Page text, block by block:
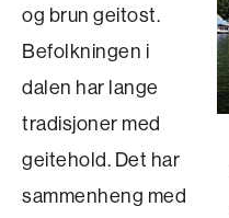
og brun geitost.
Befolkningen i
dalen har lange
tradisjoner med
geitehold. Det har
sammenheng med